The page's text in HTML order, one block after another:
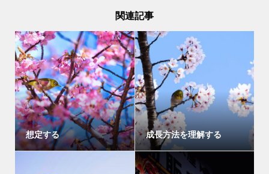
関連記事
想定する 成長方法を理解する